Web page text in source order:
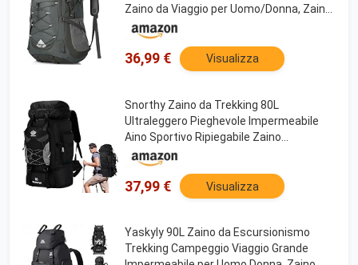
Zaino da Viaggio per Uomo/Donna, Zaino
da Trekking con Strisce Riflettenti, Zaino
Montagna per Escursionismo
Campeggio
36,99 € Visualizza
Snorthy Zaino da Trekking 80L
Ultraleggero Pieghevole Impermeabile
Aino Sportivo Ripiegabile Zaino
Campeggio per Uomo Donna Zaino
Montagna per Hiking Arrampicata
Viaggio Escursione
37,99 € Visualizza
Yaskyly 90L Zaino da Escursionismo
Trekking Campeggio Viaggio Grande